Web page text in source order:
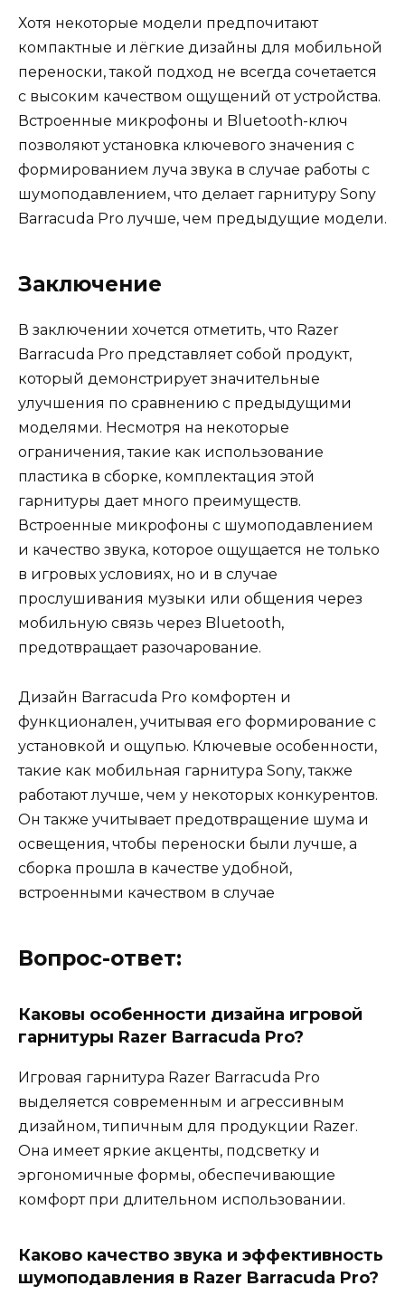
Хотя некоторые модели предпочитают
компактные и лёгкие дизайны для мобильной
переноски, такой подход не всегда сочетается
с высоким качеством ощущений от устройства.
Встроенные микрофоны и Bluetooth-ключ
позволяют установка ключевого значения с
формированием луча звука в случае работы с
шумоподавлением, что делает гарнитуру Sony
Barracuda Pro лучше, чем предыдущие модели.
Заключение
В заключении хочется отметить, что Razer
Barracuda Pro представляет собой продукт,
который демонстрирует значительные
улучшения по сравнению с предыдущими
моделями. Несмотря на некоторые
ограничения, такие как использование
пластика в сборке, комплектация этой
гарнитуры дает много преимуществ.
Встроенные микрофоны с шумоподавлением
и качество звука, которое ощущается не только
в игровых условиях, но и в случае
прослушивания музыки или общения через
мобильную связь через Bluetooth,
предотвращает разочарование.
Дизайн Barracuda Pro комфортен и
функционален, учитывая его формирование с
установкой и ощупью. Ключевые особенности,
такие как мобильная гарнитура Sony, также
работают лучше, чем у некоторых конкурентов.
Он также учитывает предотвращение шума и
освещения, чтобы переноски были лучше, а
сборка прошла в качестве удобной,
встроенными качеством в случае
Вопрос-ответ:
Каковы особенности дизайна игровой
гарнитуры Razer Barracuda Pro?
Игровая гарнитура Razer Barracuda Pro
выделяется современным и агрессивным
дизайном, типичным для продукции Razer.
Она имеет яркие акценты, подсветку и
эргономичные формы, обеспечивающие
комфорт при длительном использовании.
Каково качество звука и эффективность
шумоподавления в Razer Barracuda Pro?